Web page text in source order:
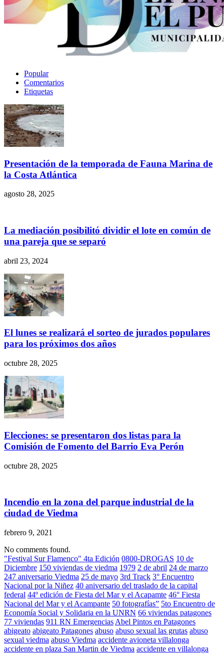
Popular
Comentarios
Etiquetas
Presentación de la temporada de Fauna Marina de
la Costa Atlántica
agosto 28, 2025
La mediación posibilitó dividir el lote en común de
una pareja que se separó
abril 23, 2024
El lunes se realizará el sorteo de jurados populares
para los próximos dos años
octubre 28, 2025
Elecciones: se presentaron dos listas para la
Comisión de Fomento del Barrio Eva Perón
octubre 28, 2025
Incendio en la zona del parque industrial de la
ciudad de Viedma
febrero 9, 2021
No comments found.
"Festival Sur Flamenco" 4ta Edición 0800-DROGAS 10 de
Diciembre 150 viviendas de viedma 1979 2 de abril 24 de marzo
247 aniversario Viedma 25 de mayo 3rd Track 3° Encuentro
Nacional por la Niñez 40 aniversario del traslado de la capital
federal 44º edición de Fiesta del Mar y el Acapamte 46° Fiesta
Nacional del Mar y el Acampante 50 fotografías” 5to Encuentro de
Economía Social y Solidaria en la UNRN 66 viviendas patagones
77 viviendas 911 RN Emergencias Abel Pintos en Patagones
abigeato abigeato Patagones abuso abuso sexual las grutas abuso
sexual viedma abuso Viedma accidente avioneta villalonga
accidente en plaza San Martin de Viedma accidente en villalonga